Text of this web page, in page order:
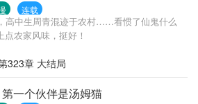
施主，吃你南爷一炮！”
连载
高中生周青混迹于农村……看惯了仙鬼什么
点农家风味，挺好！
323章 大结局
一个伙伴是汤姆猫